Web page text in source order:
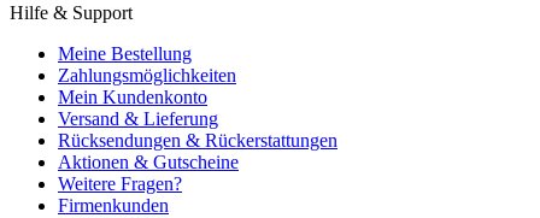
Hilfe & Support
Meine Bestellung
Zahlungsmöglichkeiten
Mein Kundenkonto
Versand & Lieferung
Rücksendungen & Rückerstattungen
Aktionen & Gutscheine
Weitere Fragen?
Firmenkunden